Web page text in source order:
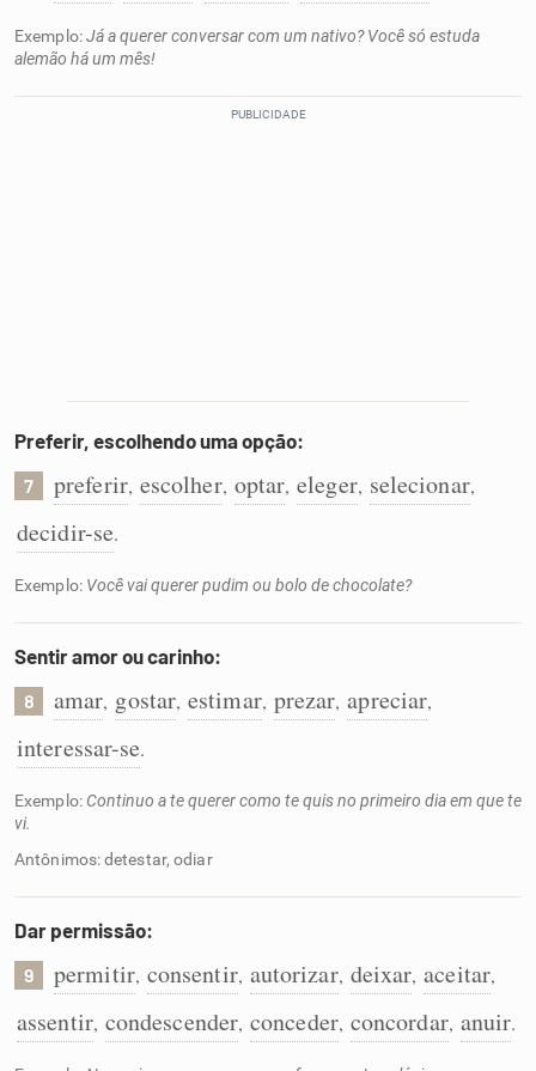
Exemplo:Já a querer conversar com um nativo? Você só estuda
alemão há um mês!
Preferir, escolhendo uma opção:
7 preferir, escolher, optar, eleger, selecionar,
decidir-se.
Exemplo: Você vai querer pudim ou bolo de chocolate?
Sentir amor ou carinho:
8 amar, gostar, estimar, prezar, apreciar,
interessar-se.
Exemplo: Continuo a te querer como te quis no primeiro dia em que te
vi.
Antônimos: detestar, odiar
Dar permissão:
9 permitir, consentir, autorizar, deixar, aceitar,
assentir, condescender, conceder, concordar, anuir.